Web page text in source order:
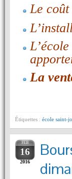
Le coût
La
Étiquettes : école saint-
FEB
16
2016